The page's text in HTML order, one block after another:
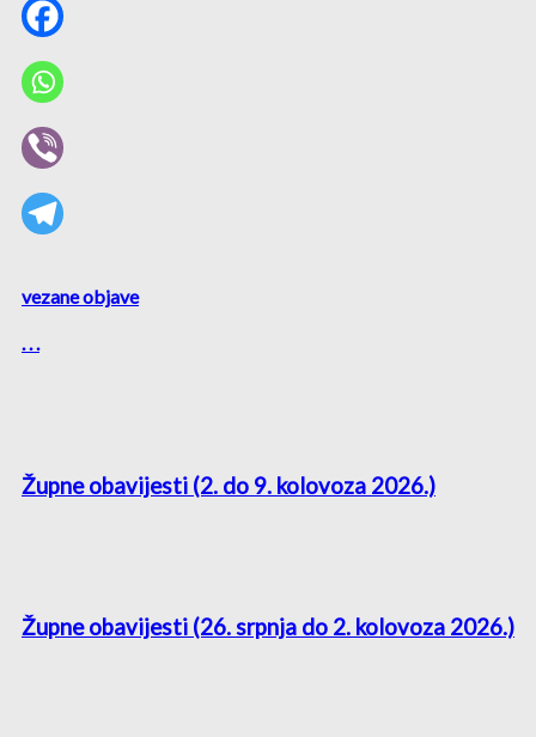
vezane objave
. . .
Župne obavijesti (2. do 9. kolovoza 2026.)
Župne obavijesti (26. srpnja do 2. kolovoza 2026.)